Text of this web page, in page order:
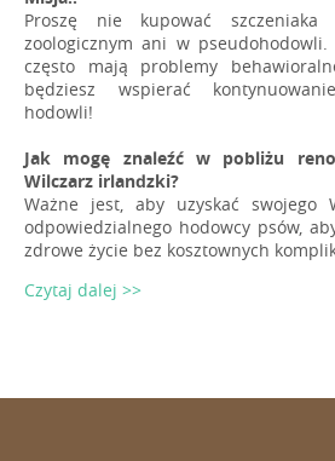
Proszę nie kupować
zoologicznym ani w
często mają problemy
będziesz wspierać
hodowli!
Jak mogę znaleźć w pobliżu
Wilczarz irlandzki?
Ważne jest, aby uzyskać swojego
odpowiedzialnego hodowcy psów,
zdrowe życie bez kosztownych
Czytaj dalej >>